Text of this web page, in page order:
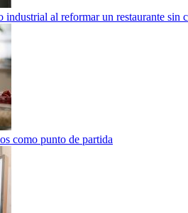
al reformar un restaurante sin
como punto de partida